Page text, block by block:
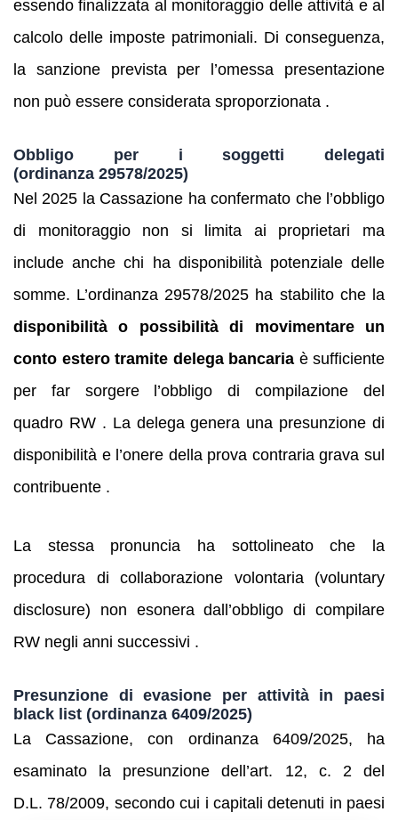
essendo finalizzata al monitoraggio delle attività e al
calcolo delle imposte patrimoniali. Di conseguenza,
la sanzione prevista per l’omessa presentazione
non può essere considerata sproporzionata .
Obbligo per i soggetti delegati
(ordinanza 29578/2025)
Nel 2025 la Cassazione ha confermato che l’obbligo
di monitoraggio non si limita ai proprietari ma
include anche chi ha disponibilità potenziale delle
somme. L’ordinanza 29578/2025 ha stabilito che la
disponibilità o possibilità di movimentare un
conto estero tramite delega bancaria è sufficiente
per far sorgere l’obbligo di compilazione del
quadro RW . La delega genera una presunzione di
disponibilità e l’onere della prova contraria grava sul
contribuente .
La stessa pronuncia ha sottolineato che la
procedura di collaborazione volontaria (voluntary
disclosure) non esonera dall’obbligo di compilare
RW negli anni successivi .
Presunzione di evasione per attività in paesi
black list (ordinanza 6409/2025)
La Cassazione, con ordinanza 6409/2025, ha
esaminato la presunzione dell’art. 12, c. 2 del
D.L. 78/2009, secondo cui i capitali detenuti in paesi